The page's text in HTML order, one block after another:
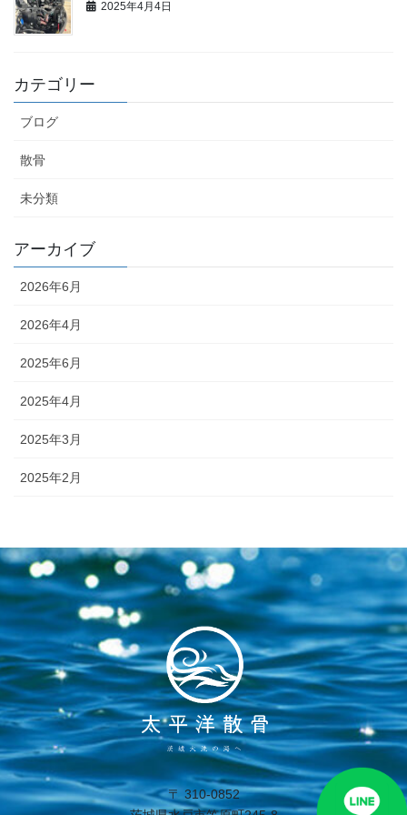
2025年4月4日
カテゴリー
ブログ
散骨
未分類
アーカイブ
2026年6月
2026年4月
2025年6月
2025年4月
2025年3月
2025年2月
〒 310-0852